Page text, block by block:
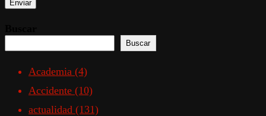
Buscar
Academia (4)
Accidente (10)
actualidad (131)